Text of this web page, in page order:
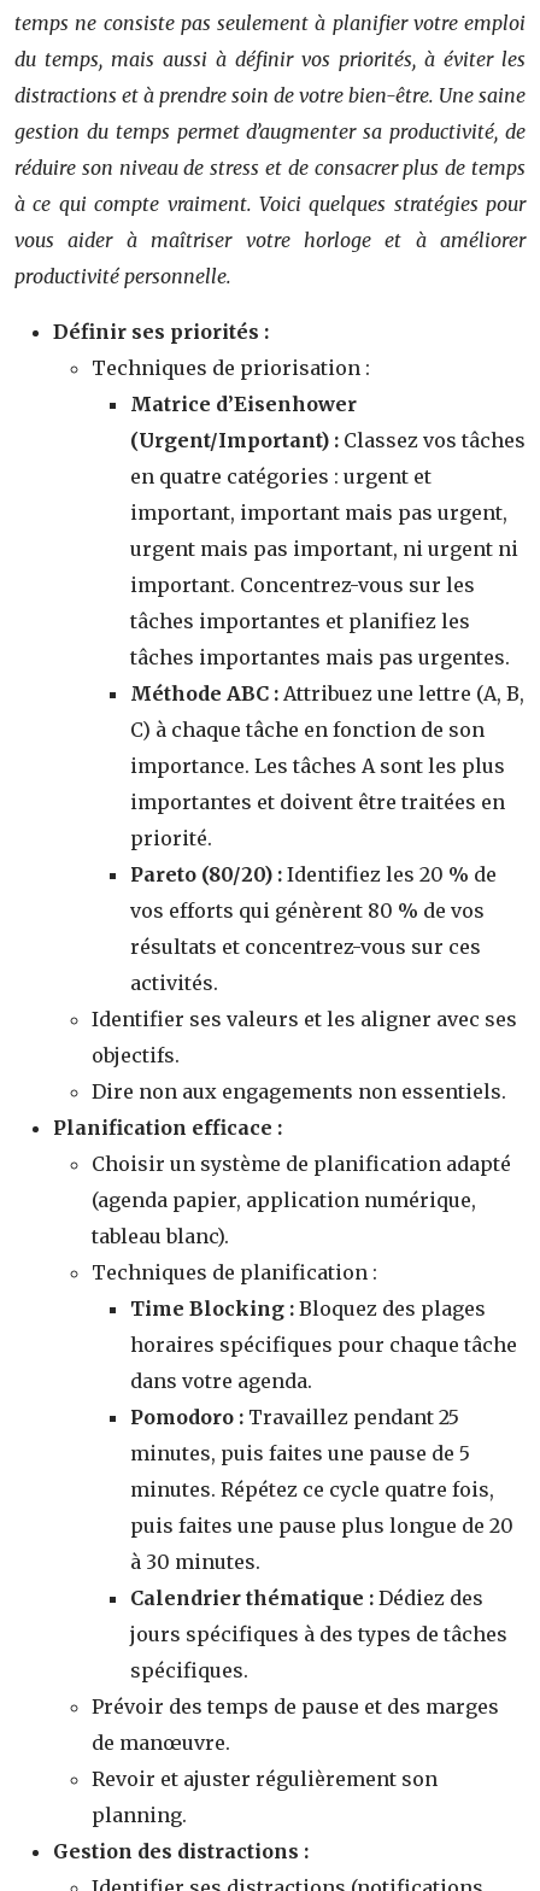
temps ne consiste pas seulement à planifier votre emploi
du temps, mais aussi à définir vos priorités, à éviter les
distractions et à prendre soin de votre bien-être. Une saine
gestion du temps permet d’augmenter sa productivité, de
réduire son niveau de stress et de consacrer plus de temps
à ce qui compte vraiment. Voici quelques stratégies pour
vous aider à maîtriser votre horloge et à améliorer
productivité personnelle.
Définir ses priorités :
Techniques de priorisation :
Matrice d’Eisenhower
(Urgent/Important) : Classez vos tâches
en quatre catégories : urgent et
important, important mais pas urgent,
urgent mais pas important, ni urgent ni
important. Concentrez-vous sur les
tâches importantes et planifiez les
tâches importantes mais pas urgentes.
Méthode ABC : Attribuez une lettre (A, B,
C) à chaque tâche en fonction de son
importance. Les tâches A sont les plus
importantes et doivent être traitées en
priorité.
Pareto (80/20) : Identifiez les 20 % de
vos efforts qui génèrent 80 % de vos
résultats et concentrez-vous sur ces
activités.
Identifier ses valeurs et les aligner avec ses
objectifs.
Dire non aux engagements non essentiels.
Planification efficace :
Choisir un système de planification adapté
(agenda papier, application numérique,
tableau blanc).
Techniques de planification :
Time Blocking : Bloquez des plages
horaires spécifiques pour chaque tâche
dans votre agenda.
Pomodoro : Travaillez pendant 25
minutes, puis faites une pause de 5
minutes. Répétez ce cycle quatre fois,
puis faites une pause plus longue de 20
à 30 minutes.
Calendrier thématique : Dédiez des
jours spécifiques à des types de tâches
spécifiques.
Prévoir des temps de pause et des marges
de manœuvre.
Revoir et ajuster régulièrement son
planning.
Gestion des distractions :